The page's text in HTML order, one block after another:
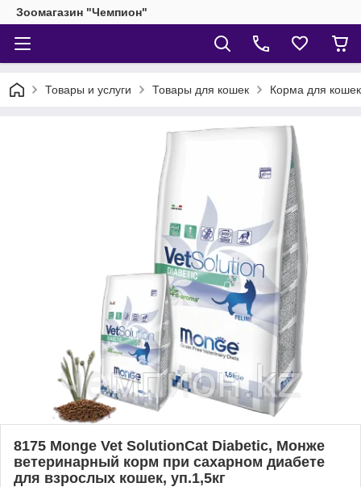
Зоомагазин "Чемпион"
Товары и услуги Товары для кошек Корма для кошек
8175 Monge Vet SolutionCat Diabetic, Монже
ветеринарный корм при сахарном диабете
для взрослых кошек, уп.1,5кг